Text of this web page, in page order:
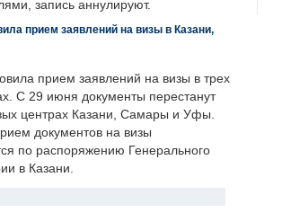
запись аннулируют.
прием заявлений на визы в Казани,
прием заявлений на визы в трех
С 29 июня документы перестанут
центрах Казани, Самары и Уфы.
документов на визы
по распоряжению Генерального
в Казани.